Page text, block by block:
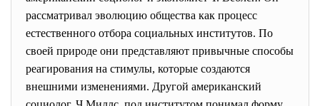
рассматривал эволюцию общества как процесс
естественного отбора социальных институтов. По
своей природе они представляют привычные способы
реагирования на стимулы, которые создаются
внешними изменениями. Другой американский